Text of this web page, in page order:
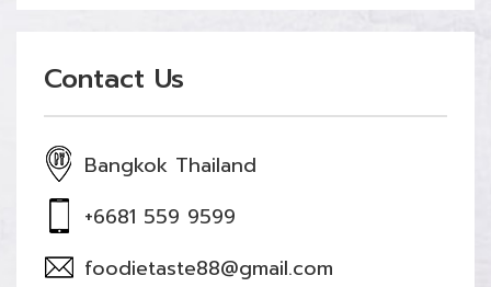
Contact Us
Bangkok Thailand
+6681 559 9599
foodietaste88@gmail.com